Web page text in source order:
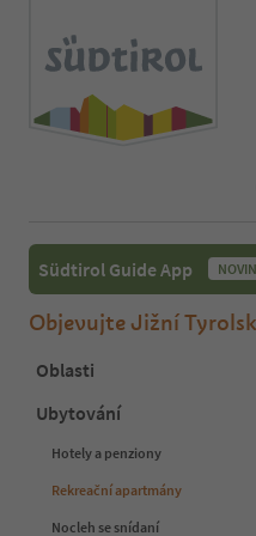
Südtirol Guide App
Objevujte Jižní
Oblasti
Ubytování
Hotely a penziony
Rekreační apartmány
Nocleh se snídaní